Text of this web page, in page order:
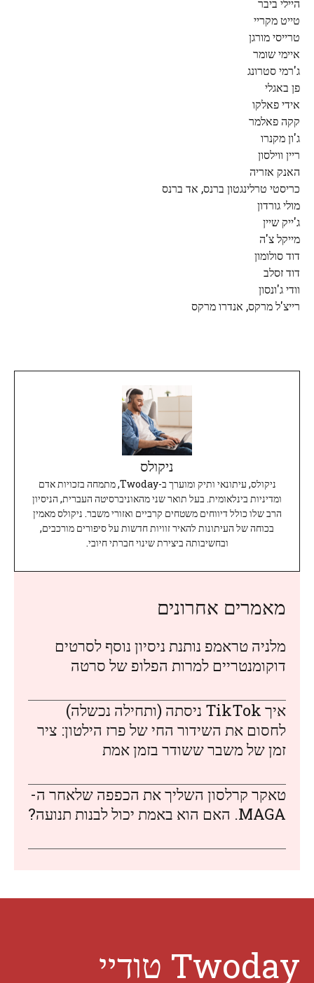
היילי ביבר
טייט מקריי
טרייסי מורגן
איימי שומר
ג'רמי סטרונג
פן באגלי
אידי פאלקו
קקה פאלמר
ג'ון מקנרו
ריין ווילסון
האנק אזריה
כריסטי טרלינגטון ברנס, אד ברנס
מולי גורדון
ג'ייק שיין
מייקל צ'ה
דוד סולומון
דוד זסלב
וודי ג'ונסון
רייצ'ל מרקס, אנדרו מרקס
ניקולס
ניקולס, עיתונאי ותיק ומוערך ב-Twoday, מתמחה בזכויות אדם
ומדיניות בינלאומית. בעל תואר שני מהאוניברסיטה העברית, הניסיון
הרב שלו כולל דיווחים משטחים קרביים ואזורי משבר. ניקולס מאמין
בכוחה של העיתונות להאיר זוויות חדשות על סיפורים מורכבים,
ובחשיבותה ביצירת שינוי חברתי חיובי.
מאמרים אחרונים
מלניה טראמפ נותנת ניסיון נוסף לסרטים
דוקומנטריים למרות הפלופ של סרטה
איך TikTok ניסתה (ותחילה נכשלה)
לחסום את השידור החי של פרז הילטון: ציר
זמן של משבר ששודר בזמן אמת
טאקר קרלסון השליך את הכפפה שלאחר ה-
MAGA. האם הוא באמת יכול לבנות תנועה?
Twoday טודיי